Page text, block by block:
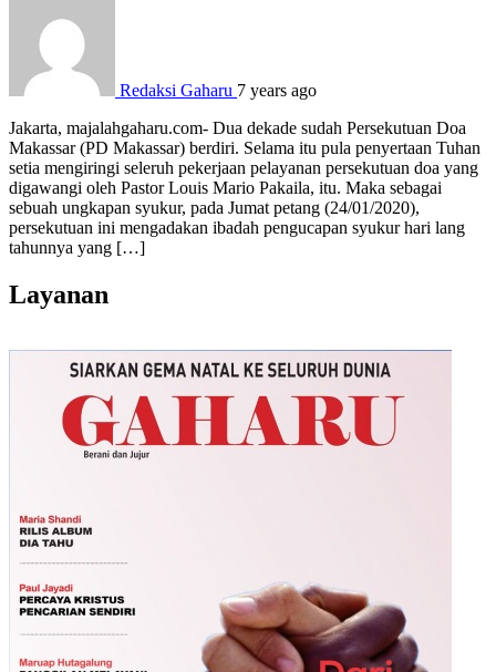
Redaksi Gaharu 7 years ago
Jakarta, majalahgaharu.com- Dua dekade sudah Persekutuan Doa
Makassar (PD Makassar) berdiri. Selama itu pula penyertaan Tuhan
setia mengiringi seleruh pekerjaan pelayanan persekutuan doa yang
digawangi oleh Pastor Louis Mario Pakaila, itu. Maka sebagai
sebuah ungkapan syukur, pada Jumat petang (24/01/2020),
persekutuan ini mengadakan ibadah pengucapan syukur hari lang
tahunnya yang […]
Layanan